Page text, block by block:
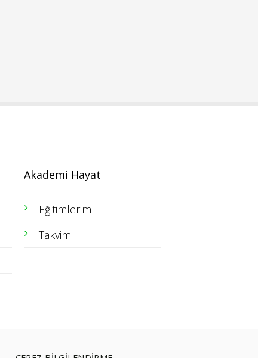
Akademi Hayat
Eğitimlerim
Takvim